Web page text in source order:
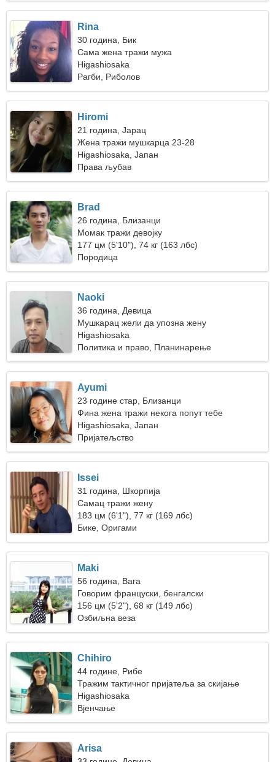
Rina
30 година, Бик
Сама жена тражи мужа
Higashiosaka
Рагби, Риболов
Hiromi
21 година, Јарац
Жена тражи мушкарца 23-28
Higashiosaka, Јапан
Права љубав
Brad
26 година, Близанци
Момак тражи девојку
177 цм (5'10"), 74 кг (163 лбс)
Породица
Naoki
36 година, Девица
Мушкарац жели да упозна жену
Higashiosaka
Политика и право, Планинарење
Ayumi
23 године стар, Близанци
Фина жена тражи некога попут тебе
Higashiosaka, Јапан
Пријатељство
Issei
31 година, Шкорпија
Самац тражи жену
183 цм (6'1"), 77 кг (169 лбс)
Бике, Оригами
Maki
56 година, Вага
Говорим француски, бенгалски
156 цм (5'2"), 68 кг (149 лбс)
Озбиљна веза
Chihiro
44 године, Рибе
Тражим тактичног пријатеља за скијање
Higashiosaka
Вјенчање
Arisa